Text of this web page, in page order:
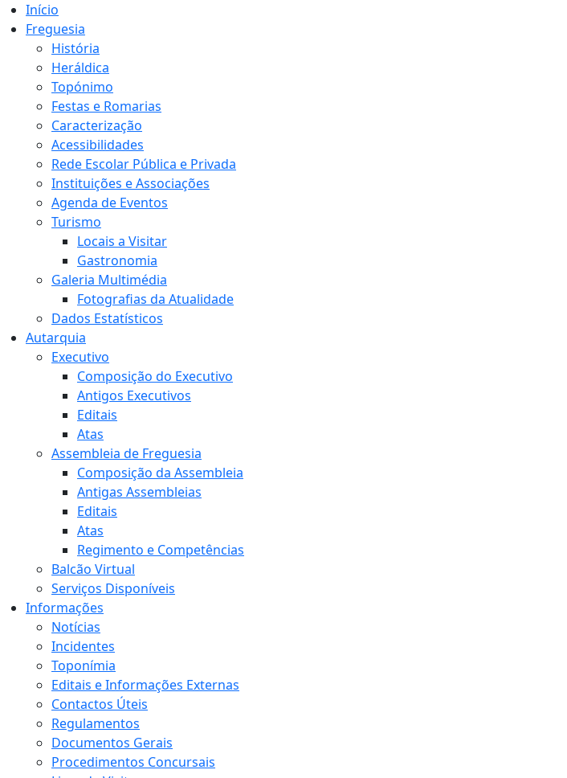
Início
Freguesia
História
Heráldica
Topónimo
Festas e Romarias
Caracterização
Acessibilidades
Rede Escolar Pública e Privada
Instituições e Associações
Agenda de Eventos
Turismo
Locais a Visitar
Gastronomia
Galeria Multimédia
Fotografias da Atualidade
Dados Estatísticos
Autarquia
Executivo
Composição do Executivo
Antigos Executivos
Editais
Atas
Assembleia de Freguesia
Composição da Assembleia
Antigas Assembleias
Editais
Atas
Regimento e Competências
Balcão Virtual
Serviços Disponíveis
Informações
Notícias
Incidentes
Toponímia
Editais e Informações Externas
Contactos Úteis
Regulamentos
Documentos Gerais
Procedimentos Concursais